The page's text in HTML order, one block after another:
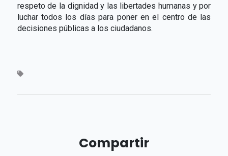
respeto de la dignidad y las libertades humanas y por
luchar todos los días para poner en el centro de las
decisiones públicas a los ciudadanos.
Compartir